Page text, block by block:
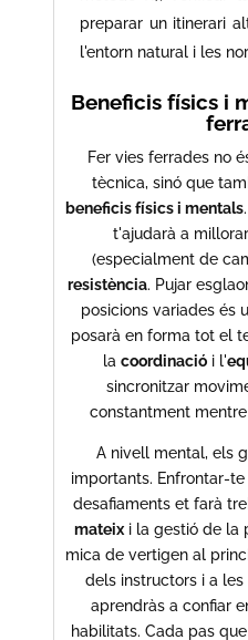
preparar un itinerari
l'entorn natural i les
Beneficis físics i
Fer vies ferrades no
tècnica, sinó que
beneficis físics i mentals
t'ajudarà a
(especialment de
resistència. Pujar
posicions variades és
posarà en forma tot el
lacoordinació i l'
sincronitzar
constantment
A nivell mental, els
importants. Enfrontar-
desafiaments et farà
mateixi la gestió de la
mica de vertigen al
dels instructors i a
aprendràs a confiar
habilitats. Cada pas